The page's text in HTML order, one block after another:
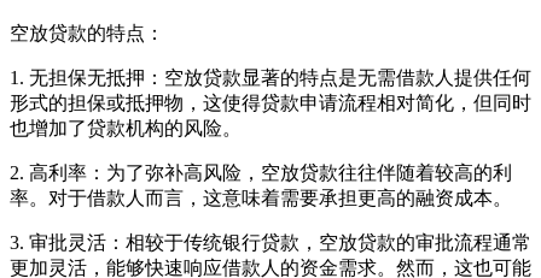
空放贷款的特点：
1. 无担保无抵押：空放贷款显著的特点是无需借款人提供任何
形式的担保或抵押物，这使得贷款申请流程相对简化，但同时
也增加了贷款机构的风险。
2. 高利率：为了弥补高风险，空放贷款往往伴随着较高的利
率。对于借款人而言，这意味着需要承担更高的融资成本。
3. 审批灵活：相较于传统银行贷款，空放贷款的审批流程通常
更加灵活，能够快速响应借款人的资金需求。然而，这也可能